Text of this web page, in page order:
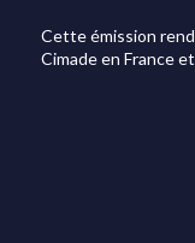
Cette émission
Cimade en France